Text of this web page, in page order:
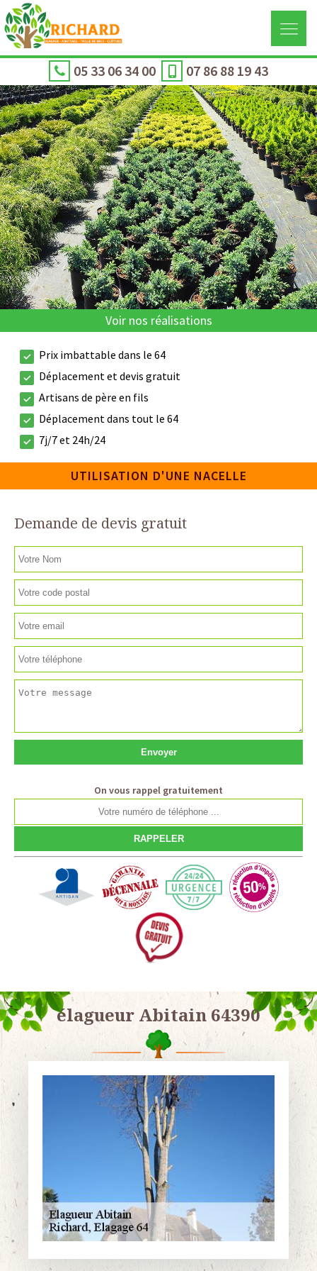
05 33 06 34 00 07 86 88 19 43
Voir nos réalisations
Prix imbattable dans le 64
Déplacement et devis gratuit
Artisans de père en fils
Déplacement dans tout le 64
7j/7 et 24h/24
UTILISATION D'UNE NACELLE
Demande de devis gratuit
On vous rappel gratuitement
élagueur Abitain 64390